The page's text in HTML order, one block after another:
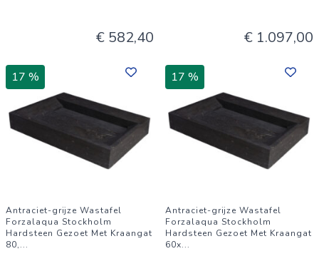
€ 582,40 € 1.097,00
17 %
Antraciet-grijze Wastafel
Forzalaqua Stockholm
Hardsteen Gezoet Met Kraangat
80,...
17 %
Antraciet-grijze Wastafel
Forzalaqua Stockholm
Hardsteen Gezoet Met Kraangat
60x...